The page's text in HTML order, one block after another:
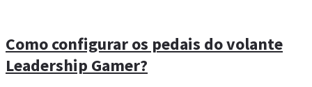
Como configurar os pedais do volante
Leadership Gamer?